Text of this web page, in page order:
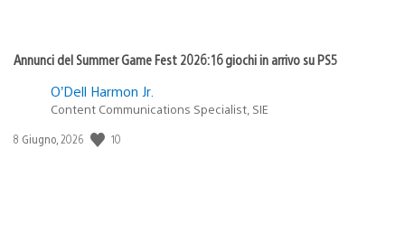
Annunci del Summer Game Fest 2026: 16 giochi in arrivo su PS5
O’Dell Harmon Jr.
Content Communications Specialist, SIE
Data
8 Giugno, 2026 10